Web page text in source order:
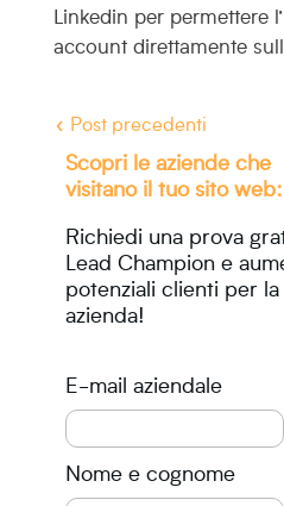
Linkedin per permettere
account direttamente
« Post precedenti
Scopri le aziende che
visitano il tuo sito web:
Richiedi una prova
Lead Champion e
potenziali clienti per
azienda!
E-mail aziendale
Nome e cognome